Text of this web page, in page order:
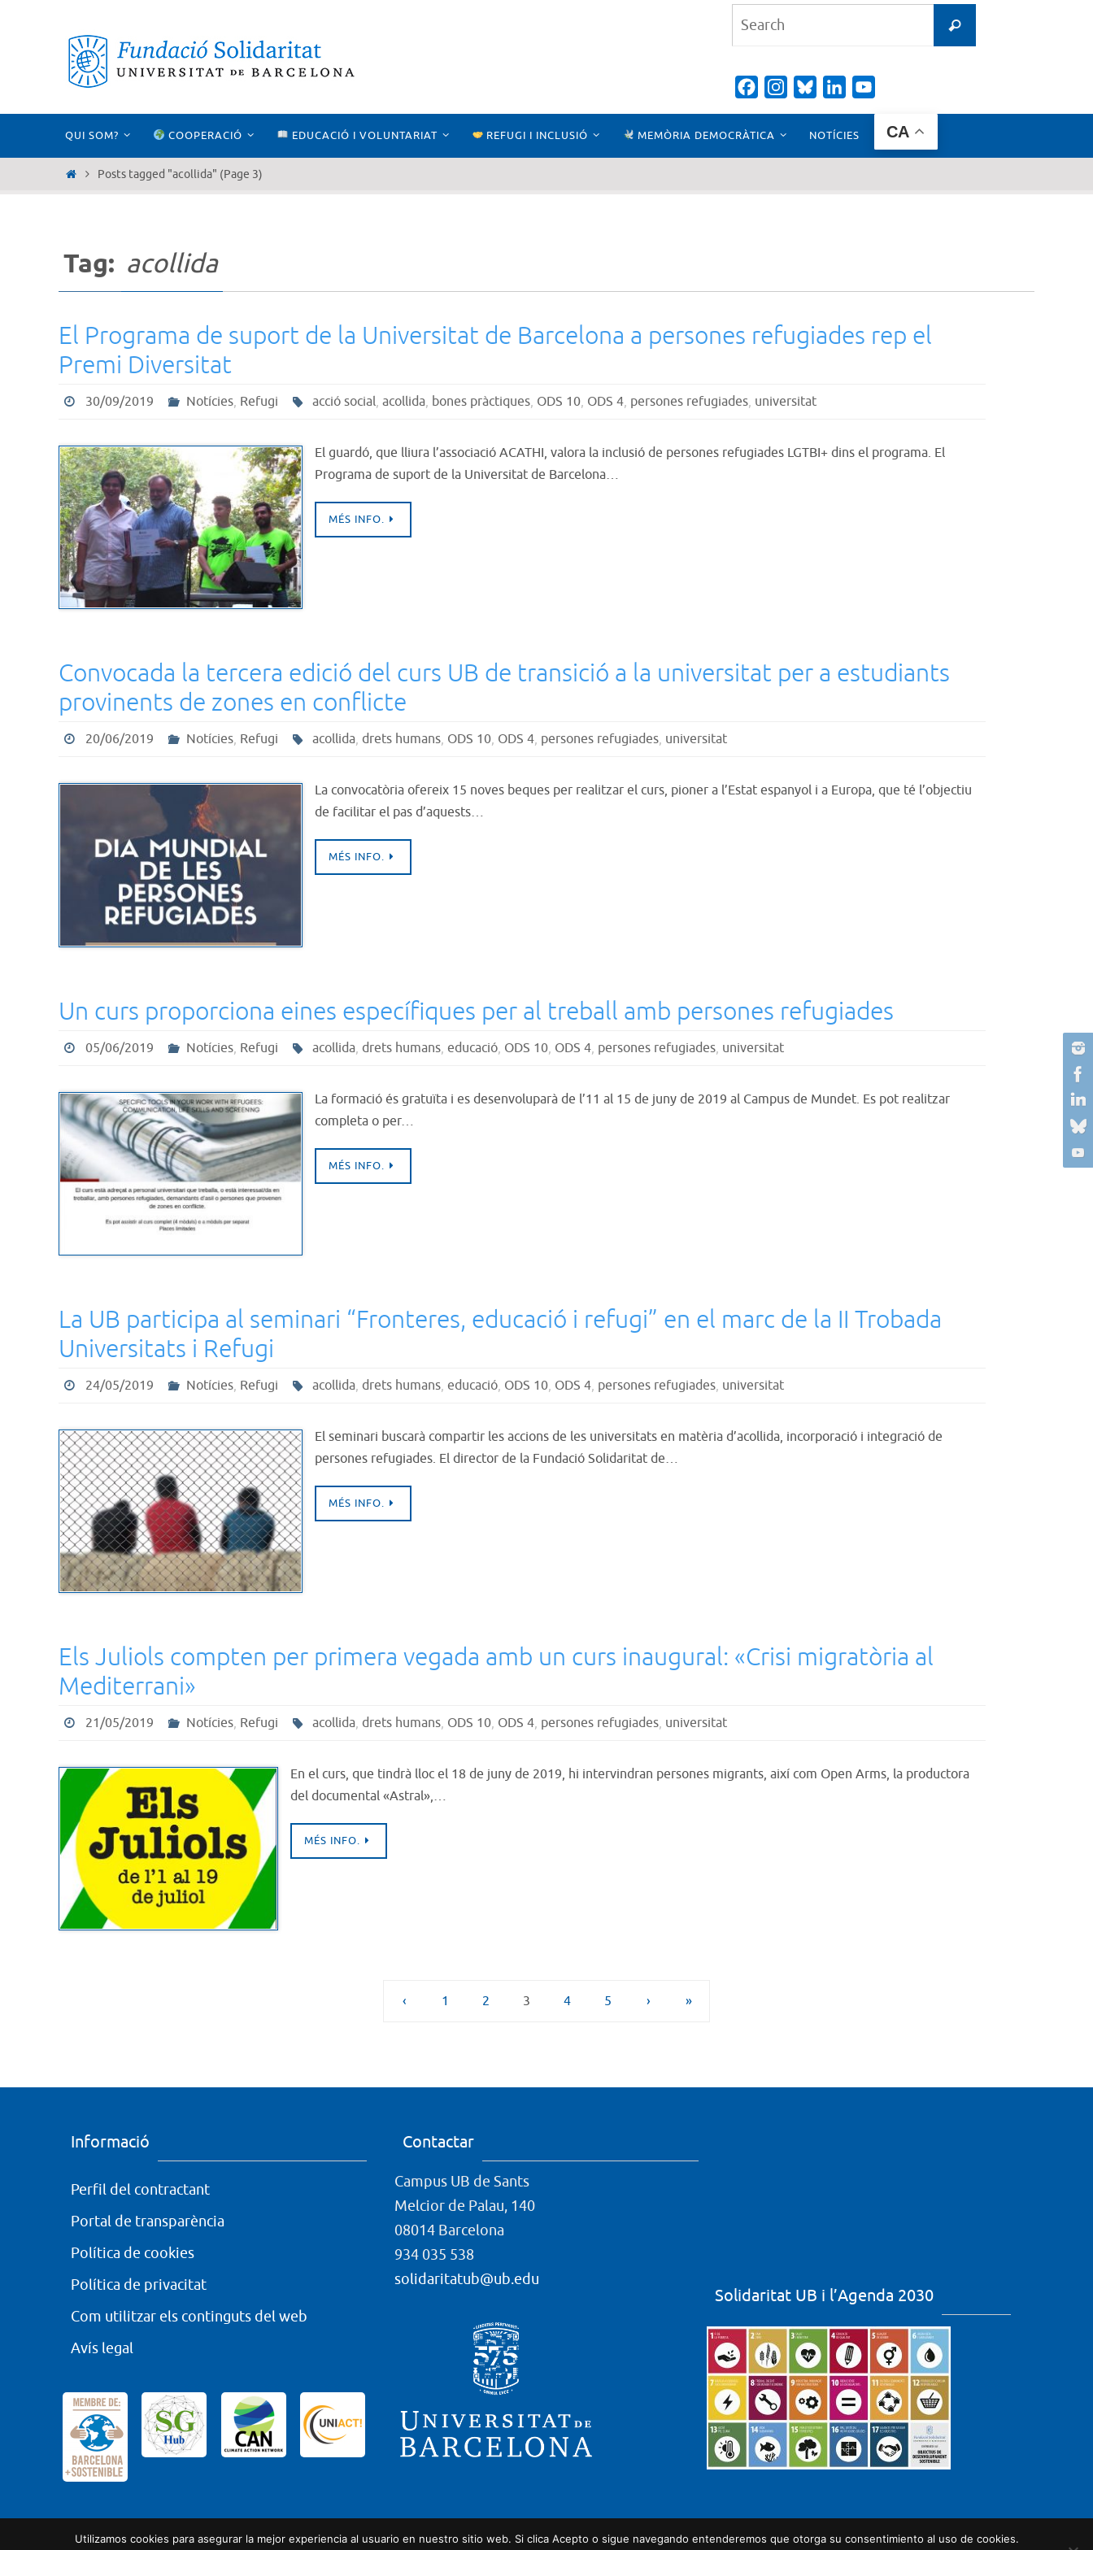
Search
FacebookInstagramBlueskyLinkedIn
content
QUI SOM? COOPERACIÓ EDUCACIÓ I VOLUNTARIAT REFUGI I INCLUSIÓ MEMÒRIA DEMOCRÀTICA NOTÍCIES CA
HomePosts tagged "acollida" (Page 3)
Tag: acollida
El Programa de suport de la Universitat de Barcelona a persones refugiades rep el
Premi Diversitat
30/09/2019 Notícies, Refugi acció social,acollida, bones pràctiques, ODS 10, ODS 4, persones refugiades, universitat
El guardó, que lliura l’associació ACATHI, valora la inclusió de persones refugiades LGTBI+ dins el programa. El
Programa de suport de la Universitat de Barcelona…
MÉS INFO.
Convocada la tercera edició del curs UB de transició a la universitat per a estudiants
provinents de zones en conflicte
20/06/2019 Notícies, Refugi acollida,drets humans, ODS 10, ODS 4, persones refugiades, universitat
La convocatòria ofereix 15 noves beques per realitzar el curs, pioner a l’Estat espanyol i a Europa, que té l’objectiu
de facilitar el pas d’aquests…
MÉS INFO.
Un curs proporciona eines específiques per al treball amb persones refugiades
05/06/2019 Notícies, Refugi acollida,drets humans,educació, ODS 10, ODS 4, persones refugiades, universitat
La formació és gratuïta i es desenvoluparà de l’11 al 15 de juny de 2019 al Campus de Mundet. Es pot realitzar
completa o per…
MÉS INFO.
La UB participa al seminari “Fronteres, educació i refugi” en el marc de la II Trobada
Universitats i Refugi
24/05/2019 Notícies, Refugi acollida,drets humans,educació, ODS 10, ODS 4, persones refugiades, universitat
El seminari buscarà compartir les accions de les universitats en matèria d’acollida, incorporació i integració de
persones refugiades. El director de la Fundació Solidaritat de…
MÉS INFO.
Els Juliols compten per primera vegada amb un curs inaugural: «Crisi migratòria al
Mediterrani»
21/05/2019 Notícies, Refugi acollida,drets humans, ODS 10, ODS 4, persones refugiades, universitat
En el curs, que tindrà lloc el 18 de juny de 2019, hi intervindran persones migrants, així com Open Arms, la productora
del documental «Astral»,…
MÉS INFO.
‹ 1 2 3 4 5 › »
Informació
Perfil del contractant
Portal de transparència
Política de cookies
Política de privacitat
Com utilitzar els continguts del web
Avís legal
Contactar
Campus UB de Sants
Melcior de Palau, 140
08014 Barcelona
934 035 538
solidaritatub@ub.edu
Solidaritat UB i l’Agenda 2030
Utilizamos cookies para asegurar la mejor experiencia al usuario en nuestro sitio web. Si clica Acepto o sigue navegando entenderemos que otorga su consentimiento al uso de cookies.